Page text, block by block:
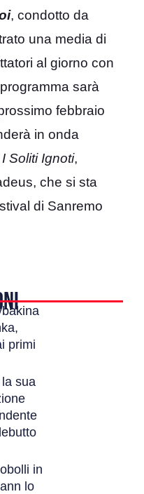
, condotto da
una media di
al giorno con
sarà
febbraio
in onda
I Soliti Ignoti,
che si sta
di Sanremo
primi
sua
in
lo